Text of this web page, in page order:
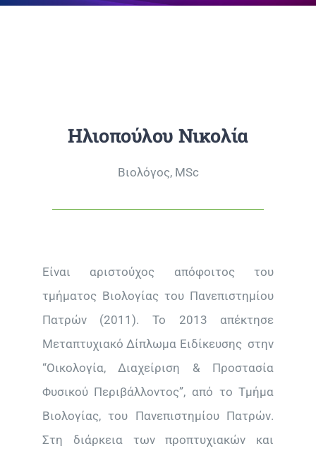
Ηλιοπούλου Νικολία
Βιολόγος, MSc
Είναι αριστούχος απόφοιτος του
τμήματος Βιολογίας του Πανεπιστημίου
Πατρών (2011). Το 2013 απέκτησε
Μεταπτυχιακό Δίπλωμα Ειδίκευσης στην
“Οικολογία, Διαχείριση & Προστασία
Φυσικού Περιβάλλοντος”, από το Τμήμα
Βιολογίας, του Πανεπιστημίου Πατρών.
Στη διάρκεια των προπτυχιακών και